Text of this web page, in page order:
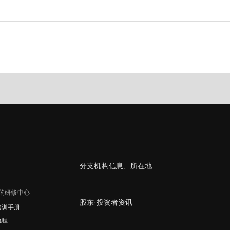
研修中心
手册
分支机构信息、所在地
股东·投资者资讯